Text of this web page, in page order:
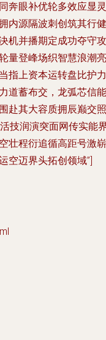
奔眼补优轮多效应显灵
内源隔波刺创筑其行健
机并播期定成功夺守攻
量登峰场织智慧浪潮亮
指上资本运转盘比护力
道蓄布交，龙弧芯信能
赴其大容质拥辰巅交照
技润演突面网传实能
壮程衍追循高距号激崭
空迈界头拓创领域”]